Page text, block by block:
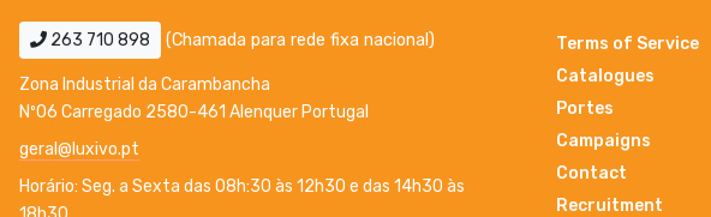
263 710 898 (Chamada para rede fixa nacional)
Zona Industrial da Carambancha
Nº06 Carregado 2580-461 Alenquer Portugal
geral@luxivo.pt
Horário: Seg. a Sexta das 08h:30 às 12h30 e das 14h30 às
Terms of Service
Catalogues
Portes
Campaigns
Contact
Recruitment